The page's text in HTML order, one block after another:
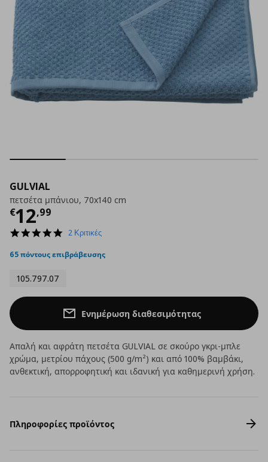
GULVIAL
πετσέτα μπάνιου, 70x140 cm
€12,99
Τρέχουσα τιμή
5.0
rating
2 Κριτικές
65 πόντους επιβράβευσης
105.797.07
Ενημέρωση διαθεσιμότητας
Απαλή και αφράτη πετσέτα GULVIAL σε σκούρο γκρι-μπλε
χρώμα, μετρίου πάχους (500 g/m²) και από 100% βαμβάκι,
ανθεκτική, απορροφητική και ιδανική για καθημερινή χρήση.
Πληροφορίες προϊόντος